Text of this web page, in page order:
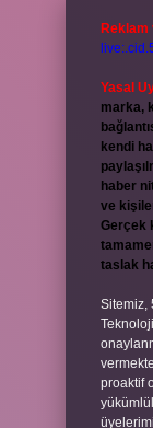
Reklam
Yasal
marka,
kendi
haber
ve
Gerçek
taslak
Sitemiz,
proaktif